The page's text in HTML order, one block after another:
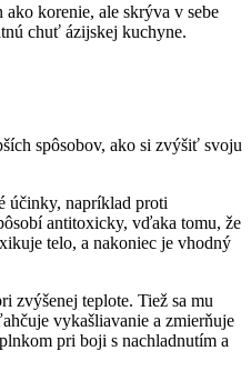
korenie, ale skrýva v sebe
chuť ázijskej kuchyne.
spôsobov, ako si zvýšiť svoju
účinky, napríklad proti
antitoxicky, vďaka tomu, že
telo, a nakoniec je vhodný
zvýšenej teplote. Tiež sa mu
vykašliavanie a zmierňuje
pri boji s nachladnutím a